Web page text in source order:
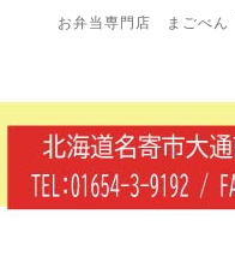
お弁当専門店 まごべん